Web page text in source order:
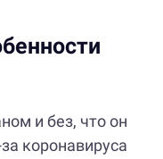
и без, что он
коронавируса